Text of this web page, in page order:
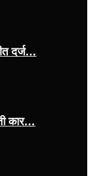
दर्ज…
कार…